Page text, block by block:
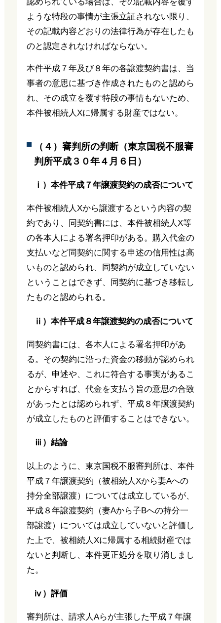
ような特段の事情が主張立証されない限り、
その記載内容どおりの法律行為が存在したも
のと認定されなければならない。
本件平成７年及び８年の各譲渡契約書は、当
事者の意思に基づき作成されたものと認めら
れ、その成立を覆す特段の事情もないため、
本件被相続人Xに帰属する財産ではない。
（４）審判所の判断（東京国税不服審
判所平成３０年４月６日）
ⅰ）本件平成７年譲渡契約の成否について
本件被相続人Xから譲渡するという内容の契
約であり、同契約書には、本件被相続人X等
の各本人による署名押印がある。購入代金の
支払いなど同契約に関する申述の信用性は高
いものと認められ、同契約が成立していない
ということはできず、同契約に基づき移転し
たものと認められる。
ⅱ）本件平成８年譲渡契約の成否について
同契約書には、各本人による署名押印があ
る。その契約に沿った資金の移動が認められ
るが、申述や、これに符合する事実があるこ
とからすれば、代金を支払う旨の意思の合致
があったとは認められず、平成８年譲渡契約
が成立したものと評価することはできない。
ⅲ）結論
以上のように、東京国税不服審判所は、本件
平成７年譲渡契約（被相続人Xから妻Aへの
持分全部譲渡）については成立しているが、
平成８年譲渡契約（妻Aから子Bへの持分一
部譲渡）については成立していないと評価し
た上で、被相続人Xに帰属する相続財産では
ないと判断し、本件更正処分を取り消しまし
た。
ⅳ）評価
審判所は、請求人Aらが主張した平成７年譲